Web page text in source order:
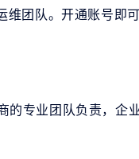
团队。开通账号即
专业团队负责，企